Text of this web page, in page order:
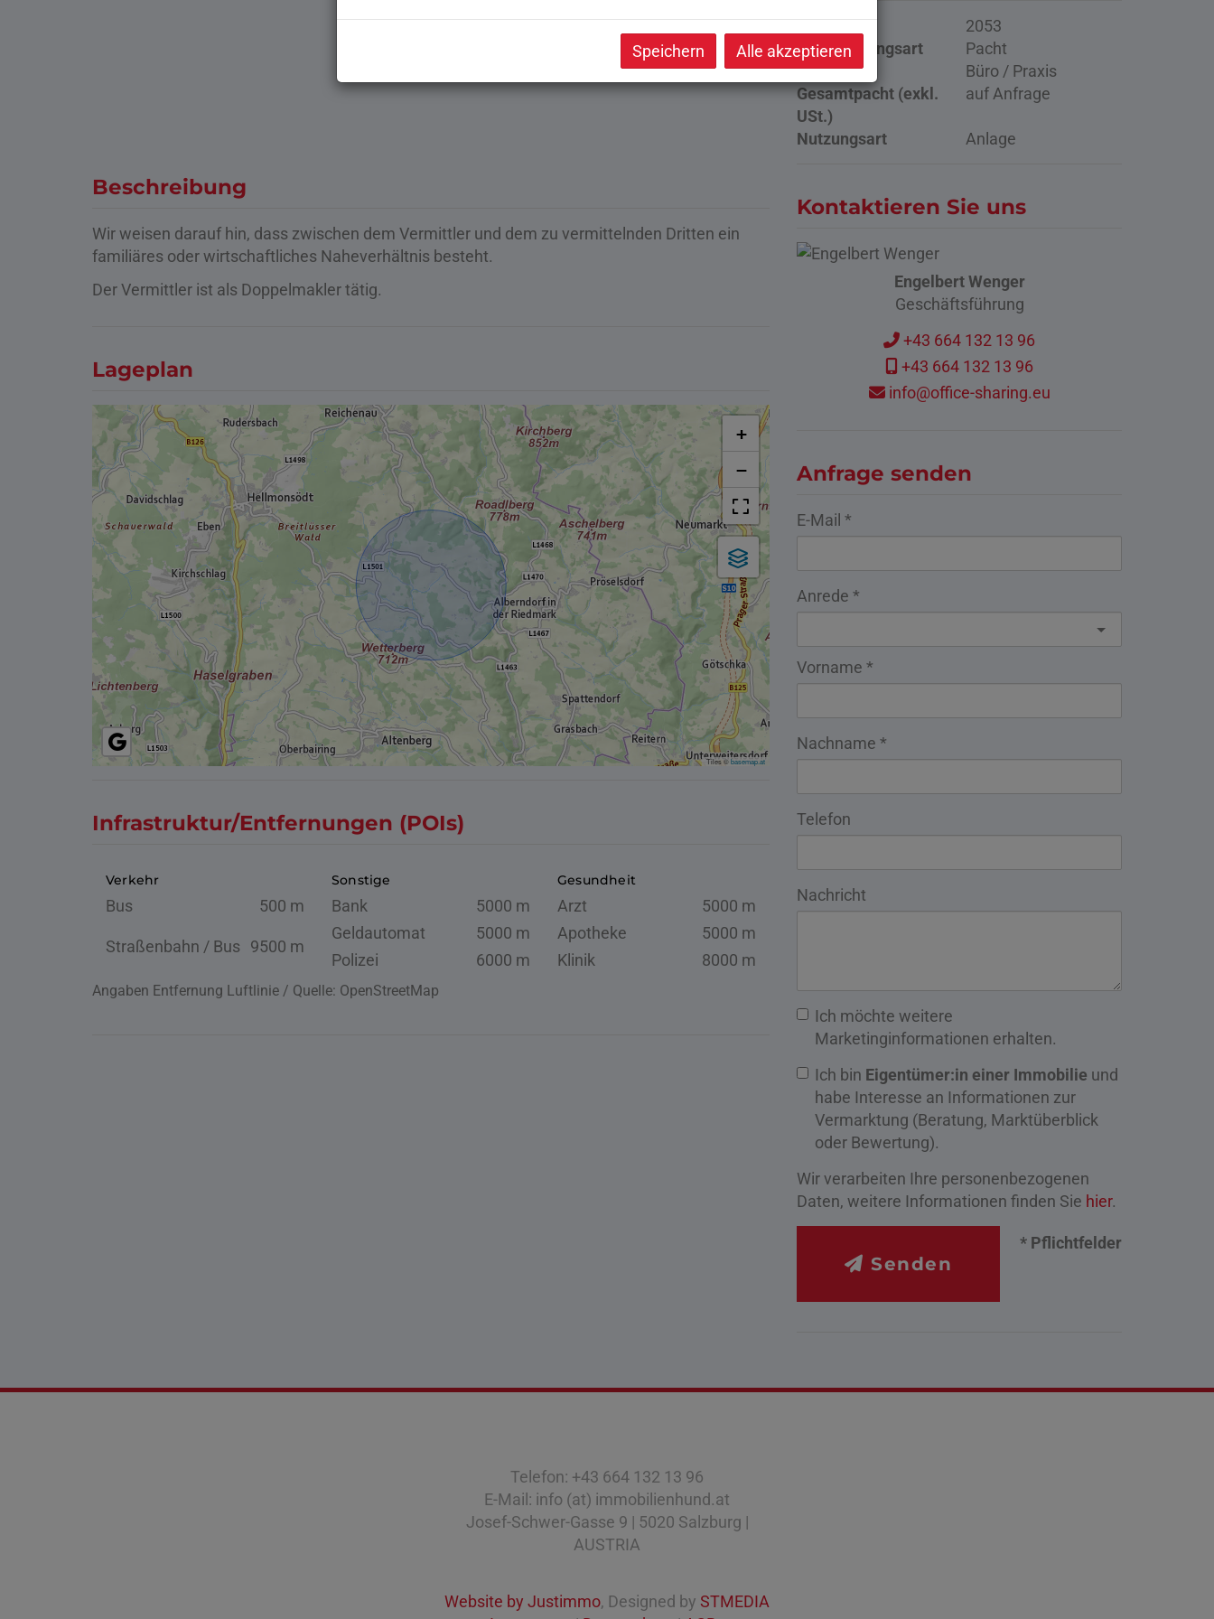
Beschreibung
Wir weisen darauf hin, dass zwischen dem Vermittler und dem zu vermittelnden Dritten ein
familiäres oder wirtschaftliches Naheverhältnis besteht.
Der Vermittler ist als Doppelmakler tätig.
Lageplan
+
−
Tiles ©basemap.at
Infrastruktur/Entfernungen (POIs)
Verkehr
Bus 500 m
Straßenbahn / Bus 9500 m
Sonstige
Bank
5000 m
Geldautomat
5000 m
Polizei
6000 m
Gesundheit
Arzt
5000 m
Apotheke
5000 m
Klinik
8000 m
Angaben Entfernung Luftlinie / Quelle: OpenStreetMap
Objektnr.
2053
Vermarktungsart
Pacht
Objektart
Büro / Praxis
Gesamtpacht (exkl.
USt.)
auf Anfrage
Nutzungsart Anlage
Kontaktieren Sie uns
Engelbert Wenger
Geschäftsführung
+43 664 132 13 96
+43 664 132 13 96
info@office-sharing.eu
Anfrage senden
E-Mail
Anrede
Vorname
Nachname
Telefon
Nachricht
Ich möchte weitere
Marketinginformationen erhalten.
Ich bin Eigentümer:in einer Immobilie und
habe Interesse an Informationen zur
Vermarktung (Beratung, Marktüberblick
oder Bewertung).
Wir verarbeiten Ihre personenbezogenen
Daten, weitere Informationen finden Sie hier.
Senden
* Pflichtfelder
Telefon: +43 664 132 13 96
E-Mail: info (at) immobilienhund.at
Josef-Schwer-Gasse 9 | 5020 Salzburg |
AUSTRIA
Website by Justimmo, Designed by STMEDIA
Speichern Alle akzeptieren